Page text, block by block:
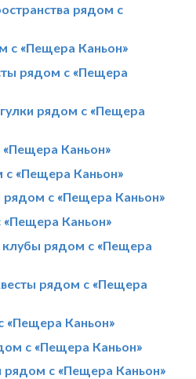
рядом с
с «Пещера Каньон»
рядом с «Пещера
рядом с «Пещера
Каньон»
«Пещера Каньон»
рядом с «Пещера Каньон»
Каньон»
клубы рядом с «Пещера
рядом с «Пещера
«Пещера Каньон»
с «Пещера Каньон»
с «Пещера Каньон»